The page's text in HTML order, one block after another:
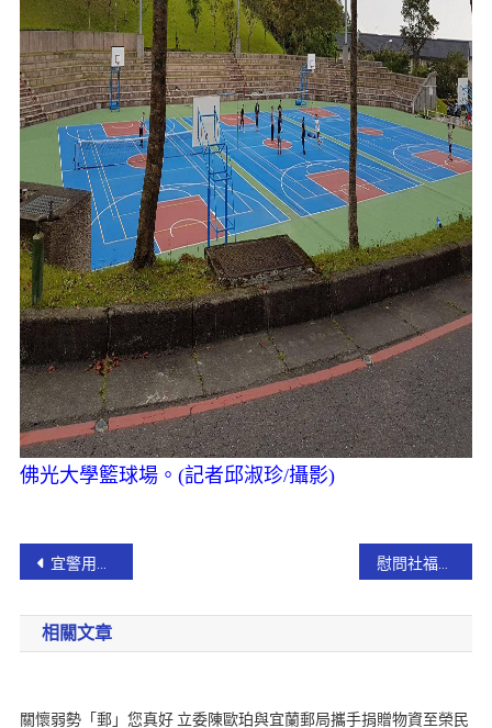
佛光大學籃球場。(記者邱淑珍/攝影)
宜警用科技護遶境 金媽祖回鑾圓滿落幕
相關文章
關懷弱勢「郵」您真好 立委陳歐珀與宜蘭郵局攜手捐贈物資至榮民